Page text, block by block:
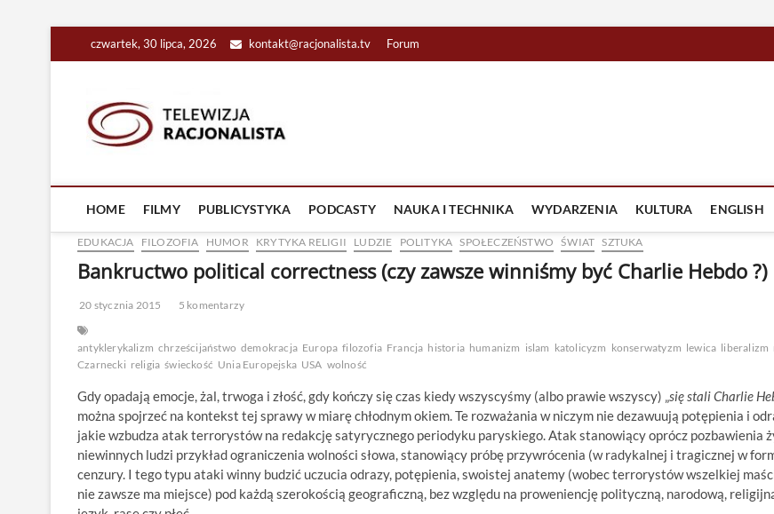
czwartek, 30 lipca, 2026 kontakt@racjonalista.tv Forum
HOME FILMY PUBLICYSTYKA PODCASTY NAUKA I TECHNIKA WYDARZENIA KULTURA ENGLISH
EDUKACJA FILOZOFIA HUMOR KRYTYKA RELIGII LUDZIE POLITYKA SPOŁECZEŃSTWO ŚWIAT SZTUKA
Bankructwo political correctness (czy zawsze winniśmy być Charlie Hebdo ?)
20 stycznia 2015 5 komentarzy
antyklerykalizm chrześcijaństwo demokracja Europa filozofia Francja historia humanizm islam katolicyzm konserwatyzm lewica liberalizm
Czarnecki religia świeckość Unia Europejska USA wolność
Gdy opadają emocje, żal, trwoga i złość, gdy kończy się czas kiedy wszyscyśmy (albo prawie wszyscy) „sięstali Charlie
można spojrzeć na kontekst tej sprawy w miarę chłodnym okiem. Te rozważania w niczym nie dezawuują potępienia i
jakie wzbudza atak terrorystów na redakcję satyrycznego periodyku paryskiego. Atak stanowiący oprócz pozbawienia
niewinnych ludzi przykład ograniczenia wolności słowa, stanowiący próbę przywrócenia (w radykalnej i tragicznej w
cenzury. I tego typu ataki winny budzić uczucia odrazy, potępienia, swoistej anatemy (wobec terrorystów wszelkiej
nie zawsze ma miejsce) pod każdą szerokością geograficzną, bez względu na proweniencję polityczną, narodową,